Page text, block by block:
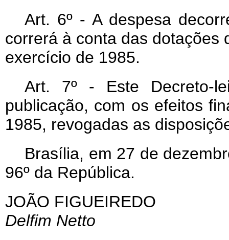
Art. 6º - A despesa
correrá à conta das dotações
exercício de 1985.
Art. 7º - Este Decreto-
publicação, com os efeitos
1985, revogadas as
Brasília, em 27 de
96º da República.
JOÃO FIGUEIREDO
Delfim Netto